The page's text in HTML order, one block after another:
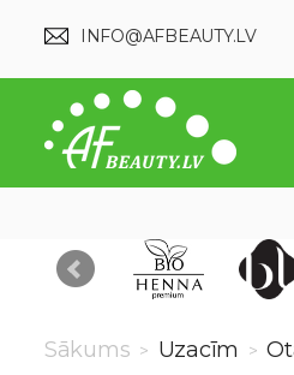
INFO@AFBEAUTY.LV
Sākums > Uzacīm >